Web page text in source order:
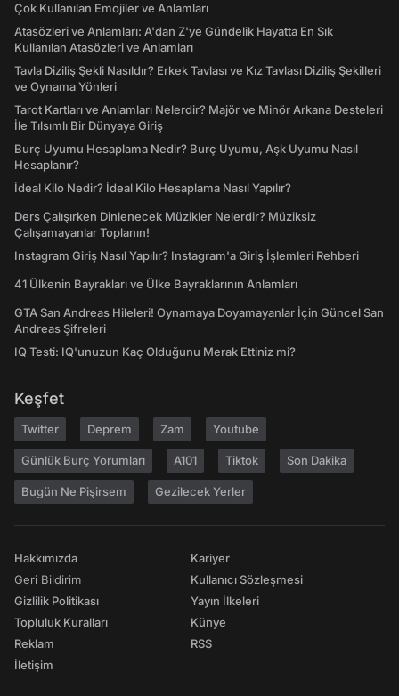
Çok Kullanılan Emojiler ve Anlamları
Atasözleri ve Anlamları: A'dan Z'ye Gündelik Hayatta En Sık
Kullanılan Atasözleri ve Anlamları
Tavla Diziliş Şekli Nasıldır? Erkek Tavlası ve Kız Tavlası Diziliş Şekilleri
ve Oynama Yönleri
Tarot Kartları ve Anlamları Nelerdir? Majör ve Minör Arkana Desteleri
İle Tılsımlı Bir Dünyaya Giriş
Burç Uyumu Hesaplama Nedir? Burç Uyumu, Aşk Uyumu Nasıl
Hesaplanır?
İdeal Kilo Nedir? İdeal Kilo Hesaplama Nasıl Yapılır?
Ders Çalışırken Dinlenecek Müzikler Nelerdir? Müziksiz
Çalışamayanlar Toplanın!
Instagram Giriş Nasıl Yapılır? Instagram'a Giriş İşlemleri Rehberi
41 Ülkenin Bayrakları ve Ülke Bayraklarının Anlamları
GTA San Andreas Hileleri! Oynamaya Doyamayanlar İçin Güncel San
Andreas Şifreleri
IQ Testi: IQ'unuzun Kaç Olduğunu Merak Ettiniz mi?
Keşfet
Twitter Deprem Zam Youtube
Günlük Burç Yorumları A101 Tiktok Son Dakika
Bugün Ne Pişirsem Gezilecek Yerler
Hakkımızda
Geri Bildirim
Gizlilik Politikası
Topluluk Kuralları
Reklam
İletişim
Kariyer
Kullanıcı Sözleşmesi
Yayın İlkeleri
Künye
RSS